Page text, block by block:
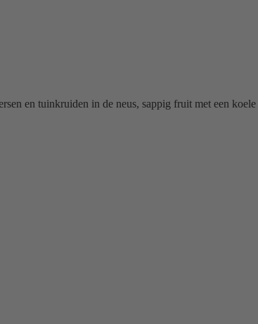
en tuinkruiden in de neus, sappig fruit met een